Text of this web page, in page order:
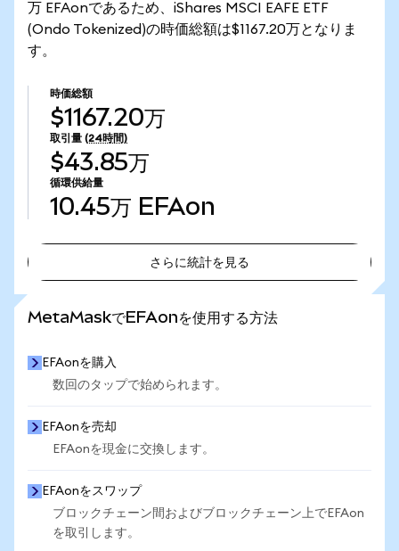
万 EFAonであるため、iShares MSCI EAFE ETF
(Ondo Tokenized)の時価総額は$1167.20万となりま
す。
時価総額
$1167.20万
取引量 (24時間)
$43.85万
循環供給量
10.45万 EFAon
さらに統計を見る
MetaMaskでEFAonを使用する方法
EFAonを購入
数回のタップで始められます。
EFAonを売却
EFAonを現金に交換します。
EFAonをスワップ
ブロックチェーン間およびブロックチェーン上でEFAon
を取引します。